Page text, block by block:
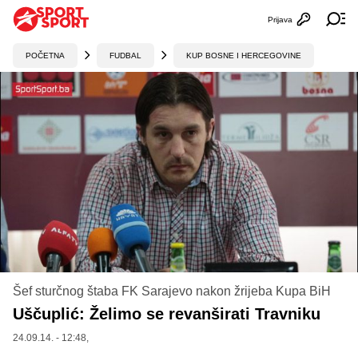
Otvori
Prijava
POČETNA FUDBAL KUP BOSNE I HERCEGOVINE
Šef sturčnog štaba FK Sarajevo nakon žrijeba Kupa BiH
Uščuplić: Želimo se revanširati Travniku
24.09.14. - 12:48,